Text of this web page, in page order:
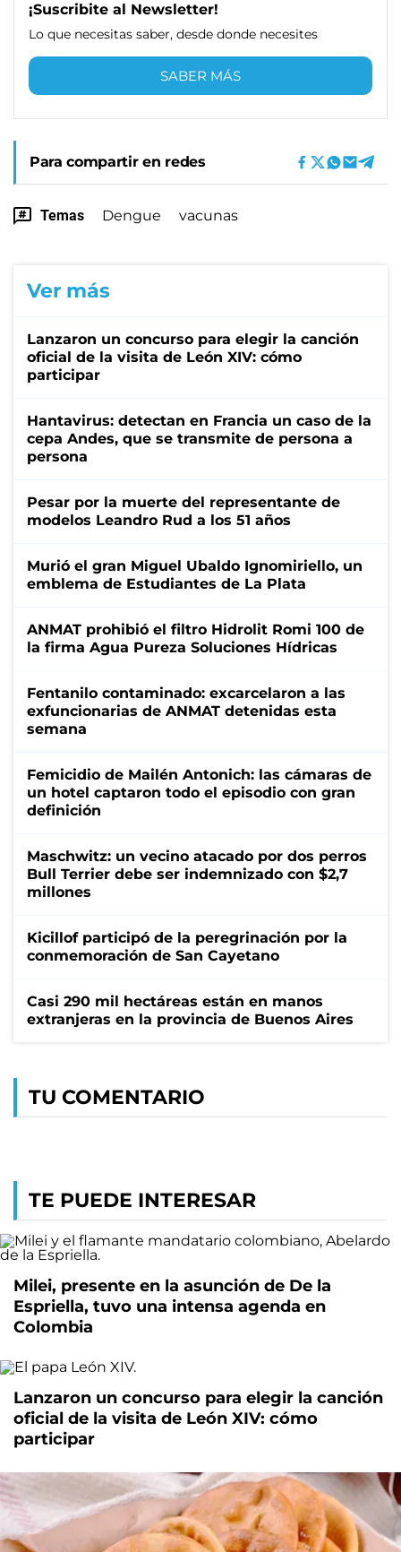
¡Suscribite al Newsletter!
Lo que necesitas saber, desde donde necesites
SABER MÁS
Para compartir en redes
Temas Dengue vacunas
Ver más
Lanzaron un concurso para elegir la canción
oficial de la visita de León XIV: cómo
participar
Hantavirus: detectan en Francia un caso de la
cepa Andes, que se transmite de persona a
persona
Pesar por la muerte del representante de
modelos Leandro Rud a los 51 años
Murió el gran Miguel Ubaldo Ignomiriello, un
emblema de Estudiantes de La Plata
ANMAT prohibió el filtro Hidrolit Romi 100 de
la firma Agua Pureza Soluciones Hídricas
Fentanilo contaminado: excarcelaron a las
exfuncionarias de ANMAT detenidas esta
semana
Femicidio de Mailén Antonich: las cámaras de
un hotel captaron todo el episodio con gran
definición
Maschwitz: un vecino atacado por dos perros
Bull Terrier debe ser indemnizado con $2,7
millones
Kicillof participó de la peregrinación por la
conmemoración de San Cayetano
Casi 290 mil hectáreas están en manos
extranjeras en la provincia de Buenos Aires
TU COMENTARIO
TE PUEDE INTERESAR
Milei, presente en la asunción de De la
Espriella, tuvo una intensa agenda en
Colombia
Lanzaron un concurso para elegir la canción
oficial de la visita de León XIV: cómo
participar